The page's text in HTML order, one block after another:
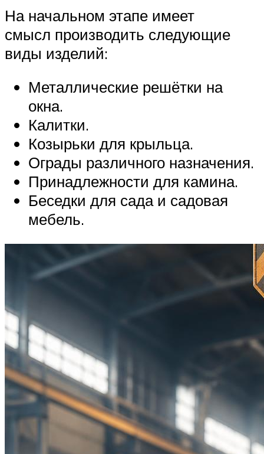
На начальном этапе имеет
смысл производить следующие
виды изделий:
Металлические решётки на
окна.
Калитки.
Козырьки для крыльца.
Ограды различного назначения.
Принадлежности для камина.
Беседки для сада и садовая
мебель.